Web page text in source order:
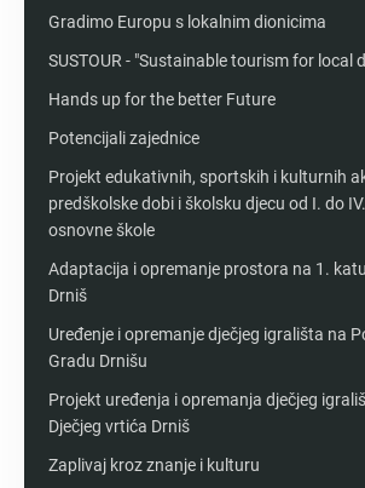
Gradimo Europu s lokalnim dionicima
SUSTOUR - "Sustainable tourism for local
Hands up for the better Future
Potencijali zajednice
Projekt edukativnih, sportskih i kulturnih
predškolske dobi i školsku djecu od I. do
osnovne škole
Adaptacija i opremanje prostora na 1.
Drniš
Uređenje i opremanje dječjeg igrališta na
Gradu Drnišu
Projekt uređenja i opremanja dječjeg
Dječjeg vrtića Drniš
Zaplivaj kroz znanje i kulturu